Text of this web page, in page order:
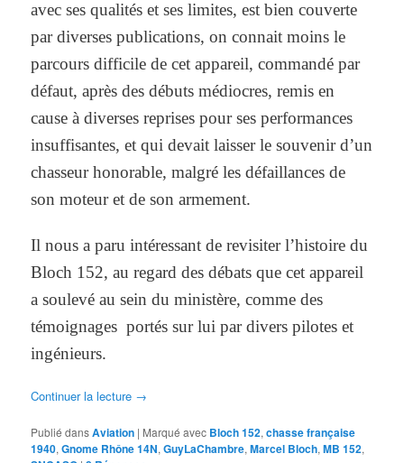
avec ses qualités et ses limites, est bien couverte
par diverses publications, on connait moins le
parcours difficile de cet appareil, commandé par
défaut, après des débuts médiocres, remis en
cause à diverses reprises pour ses performances
insuffisantes, et qui devait laisser le souvenir d’un
chasseur honorable, malgré les défaillances de
son moteur et de son armement.
Il nous a paru intéressant de revisiter l’histoire du
Bloch 152, au regard des débats que cet appareil
a soulevé au sein du ministère, comme des
témoignages portés sur lui par divers pilotes et
ingénieurs.
Continuer la lecture →
Publié dansAviation | Marqué avec Bloch 152,chasse française
1940,Gnome Rhône 14N,GuyLaChambre,Marcel Bloch,MB 152,